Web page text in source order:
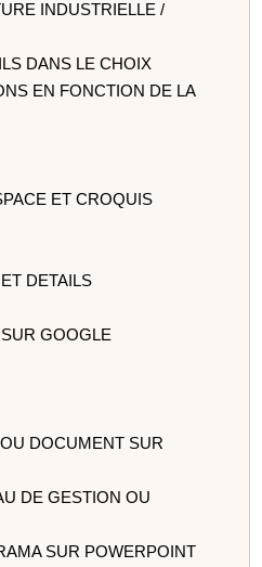
INDUSTRIELLE /
DANS LE CHOIX
EN FONCTION DE LA
ET CROQUIS
DETAILS
GOOGLE
DOCUMENT SUR
DE GESTION OU
SUR POWERPOINT